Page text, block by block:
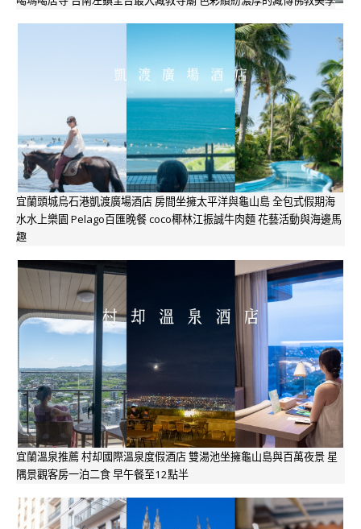
宜蘭頭城烏石港凱渡廣場酒店 房間坐擁太平洋與龜山島 全包式假期海
水水上樂園 Pelago百匯晚餐 coco椰林江振誠牛肉麵 花藝活動與海邊馬
趣
宜蘭溫泉推薦 村却國際溫泉度假酒店 雙湯池坐擁龜山島與百萬夜景 星
隅景觀客房一泊二食 早午餐至12點半